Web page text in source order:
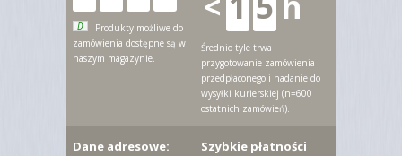
D
Produkty możliwe do
zamówienia dostępne są w
naszym magazynie.
Średnio tyle trwa
przygotowanie zamówienia
przedpłaconego i nadanie do
wysyłki kurierskiej (n=600
ostatnich zamówień).
Dane adresowe:
Szybkie płatności